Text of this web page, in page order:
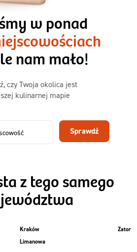
- 2250kcal
większej objętości. Mniej dań,
wygoda!
zł
73,99
-32%
Menu
w ponad
nam mało!
czy Twoja okolica jest
kulinarnej mapie
Sprawdź
z tego samego
Kraków
Limanowa
Zator